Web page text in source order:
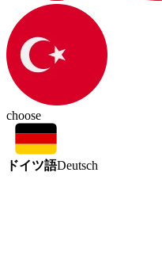
choose
ドイツ語Deutsch